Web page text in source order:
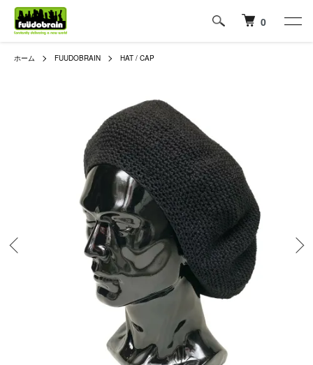
0
ホーム FUUDOBRAIN HAT / CAP